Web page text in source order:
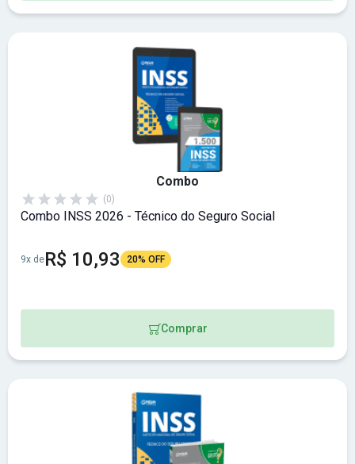
Combo
(0)
Combo INSS 2026 - Técnico do Seguro Social
9x deR$ 10,93 20% OFF
Comprar